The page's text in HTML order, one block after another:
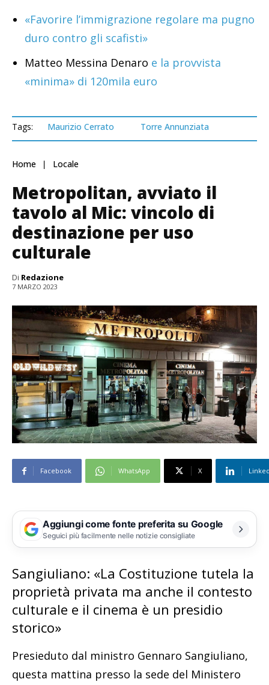
«Favorire l’immigrazione regolare ma pugno
duro contro gli scafisti»
Matteo Messina Denaro e la provvista
«minima» di 120mila euro
Tags: Maurizio Cerrato Torre Annunziata
Home Locale
Metropolitan, avviato il
tavolo al Mic: vincolo di
destinazione per uso
culturale
Di Redazione
7 MARZO 2023
Facebook WhatsApp X
Aggiungi come fonte preferita su Google
Seguici più facilmente nelle notizie consigliate
Sangiuliano: «La Costituzione tutela la
proprietà privata ma anche il contesto
culturale e il cinema è un presidio
storico»
Presieduto dal ministro Gennaro Sangiuliano,
questa mattina presso la sede del Ministero